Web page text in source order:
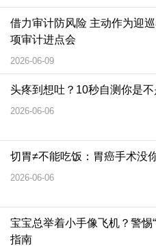
借力审计防风险 主动作为迎
项审计进点会
2026-06-09
头疼到想吐？10秒自测你是
2026-06-06
切胃≠不能吃饭：胃癌手术没
2026-06-06
宝宝总举着小手像飞机？警
指南